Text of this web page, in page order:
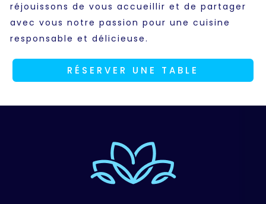
réjouissons de vous accueillir et de partager
avec vous notre passion pour une cuisine
responsable et délicieuse.
RÉSERVER UNE TABLE